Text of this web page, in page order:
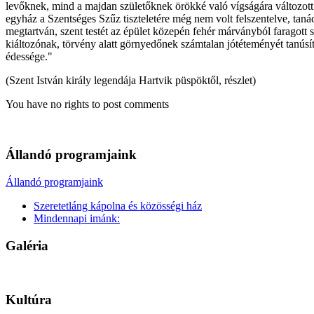
levőknek, mind a majdan születőknek örökké való vígságára
egyház a Szentséges Szűz tiszteletére még nem volt felszentelve,
megtartván, szent testét az épület közepén fehér márványból
kiáltozónak, törvény alatt görnyedőnek számtalan jótéteményét
édessége."
(Szent István király legendája Hartvik püspöktől, részlet)
You have no rights to post comments
Állandó programjaink
Állandó programjaink
Szeretetláng kápolna és közösségi ház
Mindennapi imánk:
Galéria
Kultúra